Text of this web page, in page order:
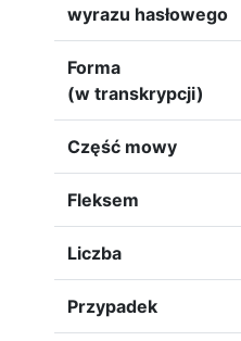
wyrazu hasłowego
Forma
(w transkrypcji)
Część mowy
Fleksem
Liczba
Przypadek